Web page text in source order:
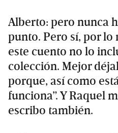
Alberto: pero nunca
punto. Pero sí, por lo
este cuento no lo
colección. Mejor
porque, así como
funciona”. Y Raquel
escribo también.